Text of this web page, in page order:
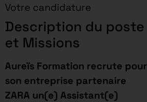
Votre candidature
Description du poste
et Missions
Aureïs Formation recrute pour
son entreprise partenaire
ZARA un(e) Assistant(e)